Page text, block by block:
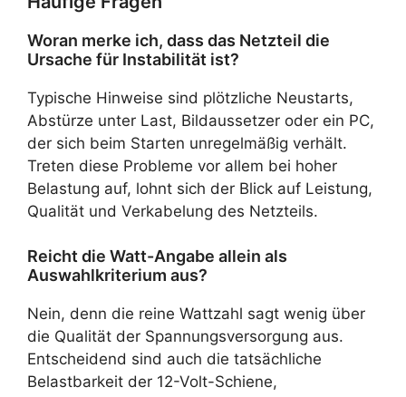
Woran merke ich, dass das Netzteil die
Ursache für Instabilität ist?
Typische Hinweise sind plötzliche Neustarts,
Abstürze unter Last, Bildaussetzer oder ein PC,
der sich beim Starten unregelmäßig verhält.
Treten diese Probleme vor allem bei hoher
Belastung auf, lohnt sich der Blick auf Leistung,
Qualität und Verkabelung des Netzteils.
Reicht die Watt-Angabe allein als
Auswahlkriterium aus?
Nein, denn die reine Wattzahl sagt wenig über
die Qualität der Spannungsversorgung aus.
Entscheidend sind auch die tatsächliche
Belastbarkeit der 12-Volt-Schiene,